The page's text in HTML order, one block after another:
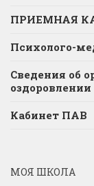
ПРИЕМНАЯ
Психолого-
Сведения об
оздоровлении
Кабинет ПАВ
МОЯ ШКОЛА